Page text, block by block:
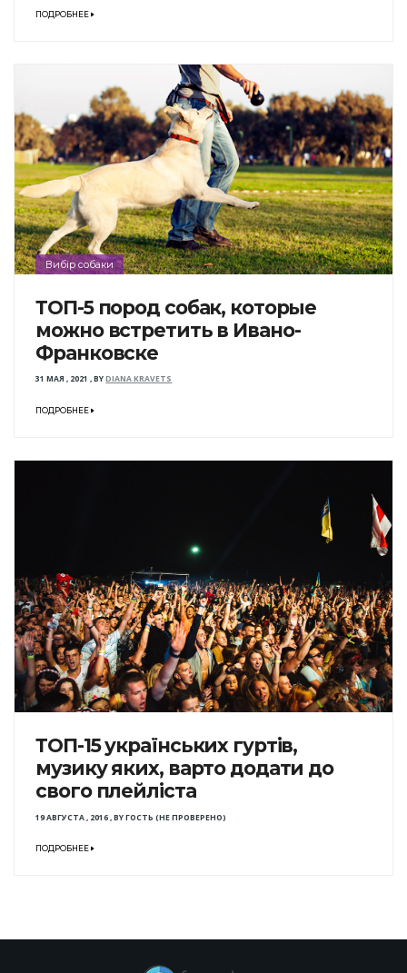
ПОДРОБНЕЕ
Вибір собаки
ТОП-5 пород собак, которые
можно встретить в Ивано-
Франковске
31 МАЯ , 2021 ,BYDIANA KRAVETS
ПОДРОБНЕЕ
ТОП-15 українських гуртів,
музику яких, варто додати до
свого плейліста
19 АВГУСТА , 2016,BYГОСТЬ (НЕ ПРОВЕРЕНО)
ПОДРОБНЕЕ